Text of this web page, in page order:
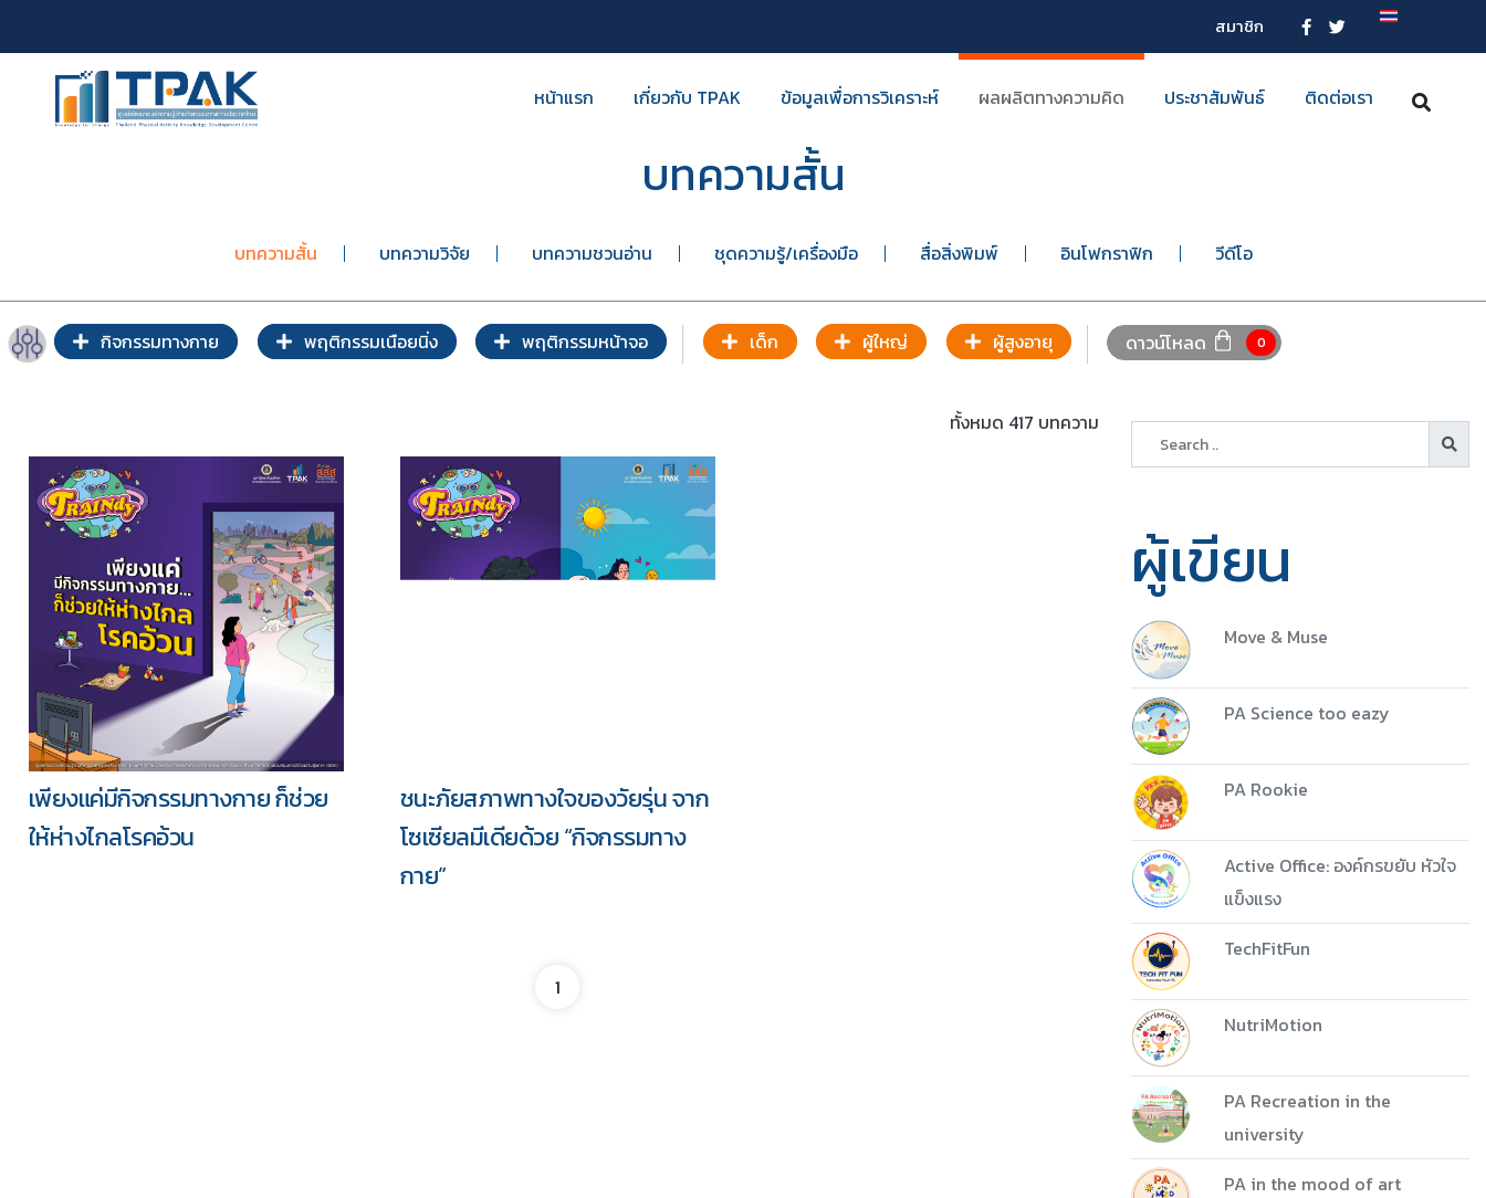
บทความสั้น
บทความสั้น บทความวิจัย บทความชวนอ่าน ชุดความรู้/เครื่องมือ สื่อสิ่งพิมพ์ อินโฟกราฟิก วีดีโอ
กิจกรรมทางกาย พฤติกรรมเนือยนิ่ง พฤติกรรมหน้าจอ เด็ก ผู้ใหญ่ ผู้สูงอายุ ดาวน์โหลด 0
Download
สมาชิก
หน้าแรก เกี่ยวกับ TPAK ข้อมูลเพื่อการวิเคราะห์ ผลผลิตทางความคิด ประชาสัมพันธ์ ติดต่อเรา
ทั้งหมด 417 บทความ
เพียงแค่มีกิจกรรมทางกาย ก็ช่วย
ให้ห่างไกลโรคอ้วน
ชนะภัยสภาพทางใจของวัยรุ่น จาก
โซเซียลมีเดียด้วย “กิจกรรมทาง
กาย”
1
ผู้เขียน
Move & Muse
PA Science too eazy
PA Rookie
Active Office: องค์กรขยับ หัวใจ
แข็งแรง
TechFitFun
NutriMotion
PA Recreation in the
university
PA in the mood of art